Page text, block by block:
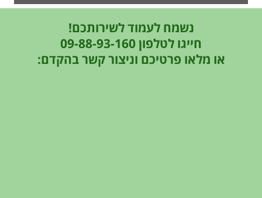
נשמח לעמוד לשירותכם!
חייגו לטלפון 09-88-93-160
או מלאו פרטיכם וניצור קשר בהקדם: